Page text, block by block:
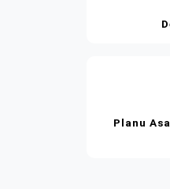
Planu